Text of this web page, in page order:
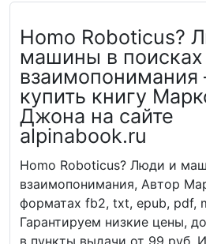
Homo Roboticus?
машины в поисках
купить книгу
Джона на сайте
alpinabook.ru
Homo Roboticus? Люди и
взаимопонимания, Автор
форматах fb2, txt, epub, pdf,
Гарантируем низкие цены,